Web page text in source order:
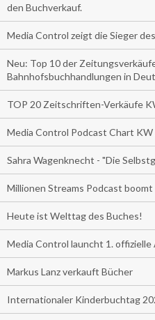
den Buchverkauf.
Media Control zeigt die Sieger
Neu: Top 10 der
Bahnhofsbuchhandlungen in
TOP 20 Zeitschriften-Verkäufe
Media Control Podcast Chart KW
Sahra Wagenknecht - "Die
Millionen Streams Podcast boomt
Heute ist Welttag des Buches!
Media Control launcht 1.
Markus Lanz verkauft Bücher
Internationaler Kinderbuchtag